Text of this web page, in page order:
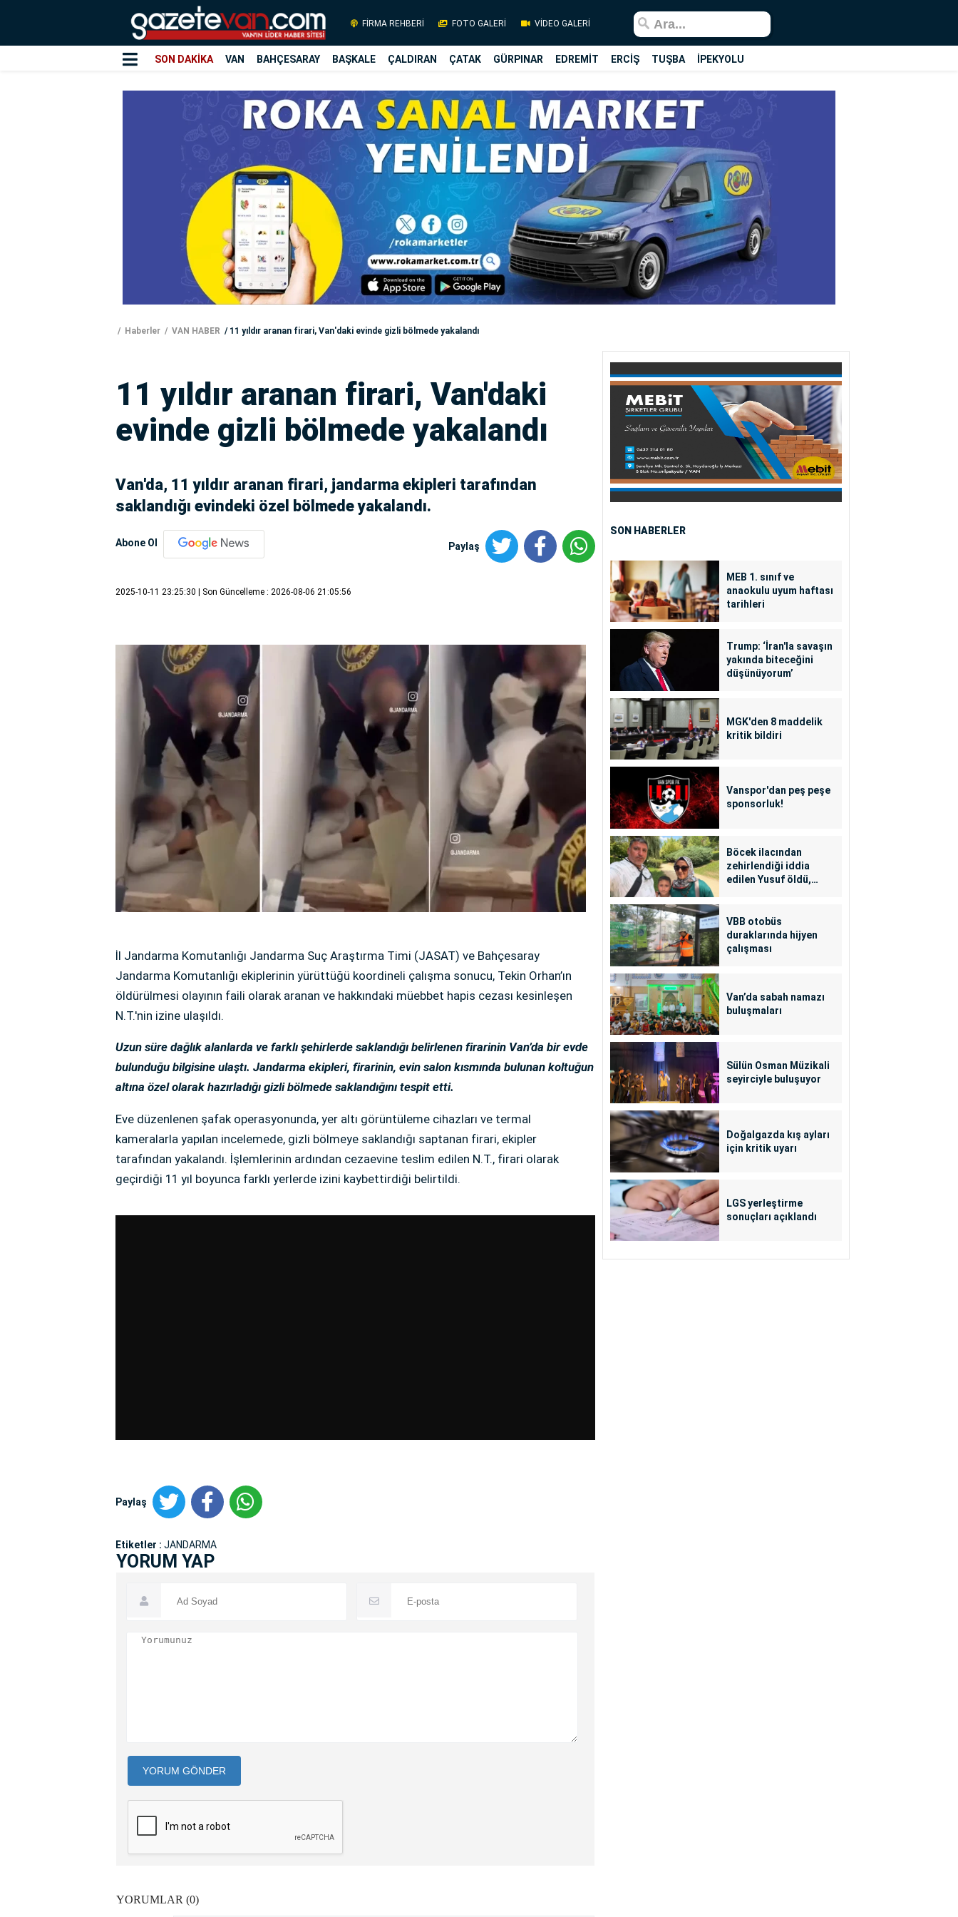
FİRMA REHBERİ FOTO GALERİ VİDEO GALERİ
SON DAKİKA VAN BAHÇESARAY BAŞKALE ÇALDIRAN ÇATAK GÜRPINAR EDREMİT ERCİŞ TUŞBA İPEKYOLU
Haberler VAN HABER 11 yıldır aranan firari, Van'daki evinde gizli bölmede yakalandı
11 yıldır aranan firari, Van'daki
evinde gizli bölmede yakalandı
Van'da, 11 yıldır aranan firari, jandarma ekipleri tarafından
saklandığı evindeki özel bölmede yakalandı.
Abone Ol Paylaş
2025-10-11 23:25:30 | Son Güncelleme : 2026-08-06 21:05:56
İl Jandarma Komutanlığı Jandarma Suç Araştırma Timi (JASAT) ve Bahçesaray
Jandarma Komutanlığı ekiplerinin yürüttüğü koordineli çalışma sonucu, Tekin Orhan’ın
öldürülmesi olayının faili olarak aranan ve hakkındaki müebbet hapis cezası kesinleşen
N.T.'nin izine ulaşıldı.
Uzun süre dağlık alanlarda ve farklı şehirlerde saklandığı belirlenen firarinin Van’da bir evde
bulunduğu bilgisine ulaştı. Jandarma ekipleri, firarinin, evin salon kısmında bulunan koltuğun
altına özel olarak hazırladığı gizli bölmede saklandığını tespit etti.
Eve düzenlenen şafak operasyonunda, yer altı görüntüleme cihazları ve termal
kameralarla yapılan incelemede, gizli bölmeye saklandığı saptanan firari, ekipler
tarafından yakalandı. İşlemlerinin ardından cezaevine teslim edilen N.T., firari olarak
geçirdiği 11 yıl boyunca farklı yerlerde izini kaybettirdiği belirtildi.
Paylaş
Etiketler : JANDARMA
YORUM YAP
YORUM GÖNDER
YORUMLAR (0)
SON HABERLER
MEB 1. sınıf ve
anaokulu uyum haftası
tarihleri
Trump: ‘İran'la savaşın
yakında biteceğini
düşünüyorum’
MGK'den 8 maddelik
kritik bildiri
Vanspor'dan peş peşe
sponsorluk!
Böcek ilacından
zehirlendiği iddia
edilen Yusuf öldü,
VBB otobüs
duraklarında hijyen
çalışması
Van’da sabah namazı
buluşmaları
Sülün Osman Müzikali
seyirciyle buluşuyor
Doğalgazda kış ayları
için kritik uyarı
LGS yerleştirme
sonuçları açıklandı